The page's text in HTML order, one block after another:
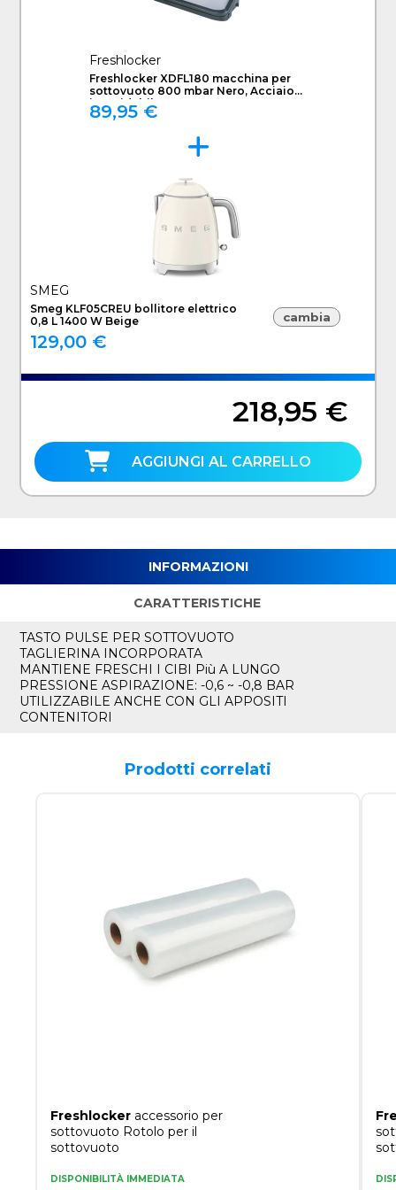
Freshlocker
Freshlocker XDFL180 macchina per
sottovuoto 800 mbar Nero, Acciaio
inossidabile
89,95 €
SMEG
Smeg KLF05CREU bollitore elettrico
0,8 L 1400 W Beige
129,00 €
cambia
218,95 €
AGGIUNGI AL CARRELLO
INFORMAZIONI
CARATTERISTICHE
TASTO PULSE PER SOTTOVUOTO
TAGLIERINA INCORPORATA
MANTIENE FRESCHI I CIBI Più A LUNGO
PRESSIONE ASPIRAZIONE: -0,6 ~ -0,8 BAR
UTILIZZABILE ANCHE CON GLI APPOSITI
CONTENITORI
Prodotti correlati
Freshlocker accessorio per
sottovuoto Rotolo per il
sottovuoto
DISPONIBILITÀ IMMEDIATA